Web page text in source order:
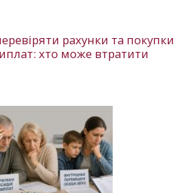
рахунки та покупки
хто може втратити